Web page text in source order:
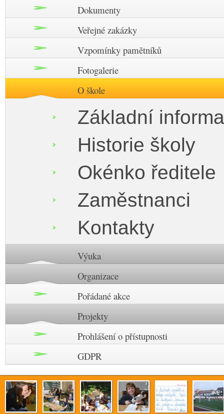
Dokumenty
Veřejné zakázky
Vzpomínky pamětníků
Fotogalerie
O škole
Základní
Historie školy
Okénko ředitele
Zaměstnanci
Kontakty
Výuka
Organizace
Pořádané akce
Projekty
Prohlášení o přístupnosti
GDPR